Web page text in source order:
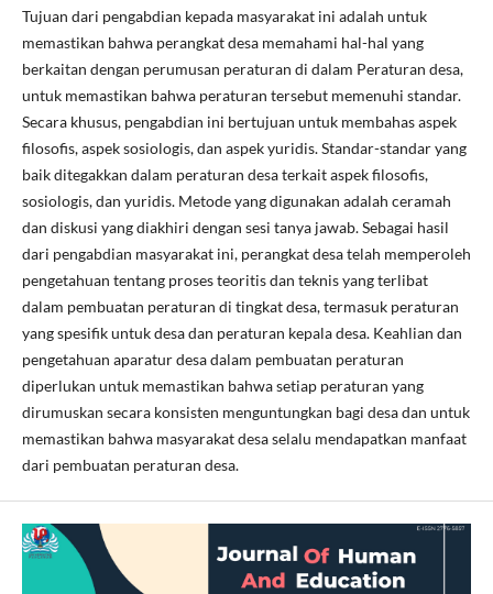
Tujuan dari pengabdian kepada masyarakat ini adalah untuk
memastikan bahwa perangkat desa memahami hal-hal yang
berkaitan dengan perumusan peraturan di dalam Peraturan desa,
untuk memastikan bahwa peraturan tersebut memenuhi standar.
Secara khusus, pengabdian ini bertujuan untuk membahas aspek
filosofis, aspek sosiologis, dan aspek yuridis. Standar-standar yang
baik ditegakkan dalam peraturan desa terkait aspek filosofis,
sosiologis, dan yuridis. Metode yang digunakan adalah ceramah
dan diskusi yang diakhiri dengan sesi tanya jawab. Sebagai hasil
dari pengabdian masyarakat ini, perangkat desa telah memperoleh
pengetahuan tentang proses teoritis dan teknis yang terlibat
dalam pembuatan peraturan di tingkat desa, termasuk peraturan
yang spesifik untuk desa dan peraturan kepala desa. Keahlian dan
pengetahuan aparatur desa dalam pembuatan peraturan
diperlukan untuk memastikan bahwa setiap peraturan yang
dirumuskan secara konsisten menguntungkan bagi desa dan untuk
memastikan bahwa masyarakat desa selalu mendapatkan manfaat
dari pembuatan peraturan desa.